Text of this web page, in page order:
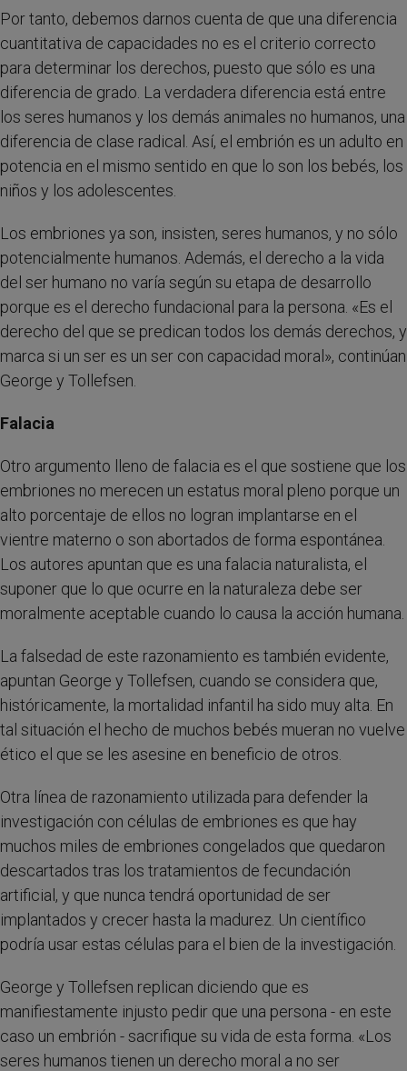
Por tanto, debemos darnos cuenta de que una diferencia
cuantitativa de capacidades no es el criterio correcto
para determinar los derechos, puesto que sólo es una
diferencia de grado. La verdadera diferencia está entre
los seres humanos y los demás animales no humanos, una
diferencia de clase radical. Así, el embrión es un adulto en
potencia en el mismo sentido en que lo son los bebés, los
niños y los adolescentes.
Los embriones ya son, insisten, seres humanos, y no sólo
potencialmente humanos. Además, el derecho a la vida
del ser humano no varía según su etapa de desarrollo
porque es el derecho fundacional para la persona. «Es el
derecho del que se predican todos los demás derechos, y
marca si un ser es un ser con capacidad moral», continúan
George y Tollefsen.
Falacia
Otro argumento lleno de falacia es el que sostiene que los
embriones no merecen un estatus moral pleno porque un
alto porcentaje de ellos no logran implantarse en el
vientre materno o son abortados de forma espontánea.
Los autores apuntan que es una falacia naturalista, el
suponer que lo que ocurre en la naturaleza debe ser
moralmente aceptable cuando lo causa la acción humana.
La falsedad de este razonamiento es también evidente,
apuntan George y Tollefsen, cuando se considera que,
históricamente, la mortalidad infantil ha sido muy alta. En
tal situación el hecho de muchos bebés mueran no vuelve
ético el que se les asesine en beneficio de otros.
Otra línea de razonamiento utilizada para defender la
investigación con células de embriones es que hay
muchos miles de embriones congelados que quedaron
descartados tras los tratamientos de fecundación
artificial, y que nunca tendrá oportunidad de ser
implantados y crecer hasta la madurez. Un científico
podría usar estas células para el bien de la investigación.
George y Tollefsen replican diciendo que es
manifiestamente injusto pedir que una persona - en este
caso un embrión - sacrifique su vida de esta forma. «Los
seres humanos tienen un derecho moral a no ser